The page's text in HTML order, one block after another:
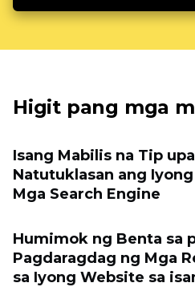
Higit pang mga
Isang Mabilis na Tip
Natutuklasan ang
Mga Search Engine
Humimok ng Benta sa
Pagdaragdag ng Mga
sa Iyong Website sa